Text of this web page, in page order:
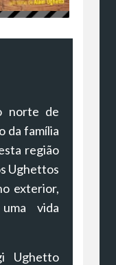
norte de
da família
região
Ughettos
exterior,
vida
Ughetto